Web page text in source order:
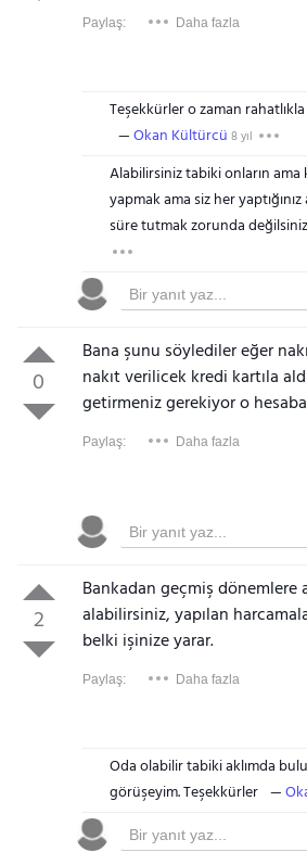
Paylaş: Daha fazla
Teşekkürler o zaman
Okan Kültürcü 8 yıl
Alabilirsiniz tabiki onların ama
yapmak ama siz her
süre tutmak zorunda
0
Bana şunu söylediler eğer
nakıt verilicek kredi kartıla
getirmeniz gerekiyor o
Paylaş: Daha fazla
2
Bankadan geçmiş dönemlere
alabilirsiniz, yapılan
belki işinize yarar.
Paylaş: Daha fazla
Oda olabilir tabiki aklımda
görüşeyim. Teşekkürler